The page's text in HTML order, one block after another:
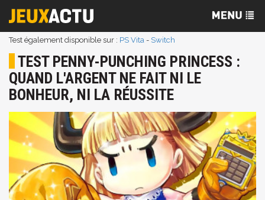
Test également disponible sur : PS Vita - Switch
TEST PENNY-PUNCHING PRINCESS :
QUAND L'ARGENT NE FAIT NI LE
BONHEUR, NI LA RÉUSSITE